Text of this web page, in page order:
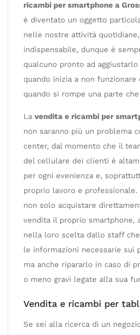
ricambi per smartphone a
è diventato un oggetto
nelle nostre attività
indispensabile, dunque è
qualcuno pronto ad
quando inizia a non
quando si rompe una parte
La vendita e ricambi per
non saranno più un problema
center, dal momento che il
del cellulare dei clienti è
per ogni evenienza e,
proprio lavoro e
non solo acquistare
vendita il proprio smartphone,
nella loro scelta dallo staff
le informazioni necessarie sui
ma anche ripararlo in caso di
o meno gravi legate alla sua
Vendita e ricambi per
Se sei alla ricerca di un